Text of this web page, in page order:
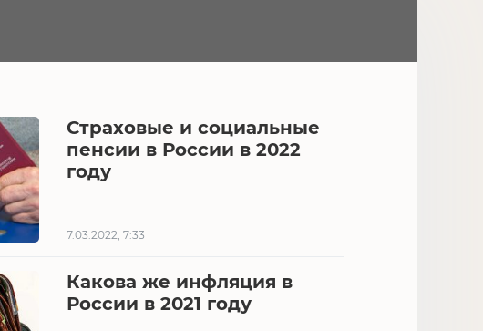
Страховые и социальные
пенсии в России в 2022
году
7.03.2022, 7:33
Какова же инфляция в
России в 2021 году